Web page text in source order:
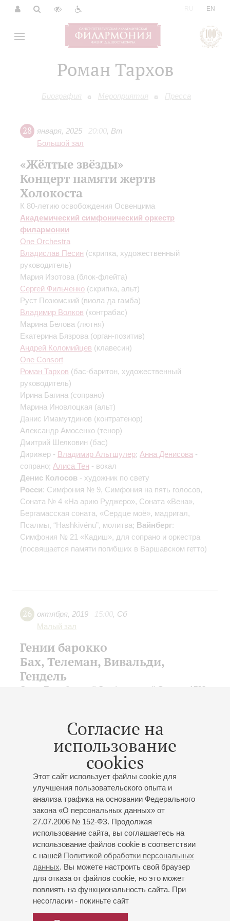
EN
Роман Тархов
Биография Мероприятия Пресса
Согласие на
использование
cookies
Этот сайт использует файлы cookie для
улучшения пользовательского опыта и
анализа трафика на основании Федерального
закона «О персональных данных» от
27.07.2006 № 152-ФЗ. Продолжая
использование сайта, вы соглашаетесь на
использование файлов cookie в соответствии
с нашей Политикой обработки персональных
данных. Вы можете настроить свой браузер
для отказа от файлов cookie, но это может
повлиять на функциональность сайта. При
несогласии - покиньте сайт
28 января, 2025 20:00, Вт
Большой зал
«Жёлтые звёзды»
Концерт памяти жертв
Холокоста
К 80-летию освобождения Освенцима
Академический симфонический оркестр
филармонии
One Orchestra
Владислав Песин (скрипка, художественный
руководитель)
Мария Изотова (блок-флейта)
Сергей Фильченко (скрипка, альт)
Руст Позюмский (виола да гамба)
Владимир Волков (контрабас)
Марина Белова (лютня)
Екатерина Бязрова (орган-позитив)
Андрей Коломийцев (клавесин)
One Consort
Роман Тархов (бас-баритон, художественный
руководитель)
Ирина Багина (сопрано)
Марина Иновлоцкая (альт)
Данис Имамутдинов (контратенор)
Александр Амосенко (тенор)
Дмитрий Шелковин (бас)
Дирижер - Владимир Альтшулер; Анна Денисова -
сопрано; Алиса Тен - вокал
Денис Колосов - художник по свету
Росси: Симфония № 9, Симфония на пять голосов,
Соната № 4 «На арию Руджеро», Соната «Вена»,
Бергамасская соната, «Сердце моё», мадригал,
Псалмы, “Hashkivénu”, молитва; Вайнберг:
Симфония № 21 «Кадиш», для сопрано и оркестра
(посвящается памяти погибших в Варшавском гетто)
26 октября, 2019 15:00, Сб
Малый зал
Гении барокко
Бах, Телеман, Вивальди,
Гендель
Санкт-Петербургский Симфонический Оркестр 1703
(руководитель и дирижер)
Анна Кочетова
- сопрано;Ксения Бакшеева
Дарья Бегунович - меццо-сопрано;
Алексей Никифоровский- тенор; Роман Тархов
- валторна; Анастасия Канеева
Елена Серова
- клавесин; Дирижер -
Егор Лосев
Георгий Фёдоров - ведущий
Гендель: Псалом «Dixit Dominus» соль минор для
солистов, хора и оркестра; И.С.Бах : Мотет «Не
отпущу Тебя, пока не благословишь меня» ("Ich lasse
dich nicht, du segnest mich denn"), Мотет «Пойте
Господу песнь новую» ("Singet dem Herrn ein neues
Lied");Вивальди: Концерт для флейты-пикколо с
оркестром до мажор;Телеман: Концерт для
валторны с оркестром ре мажор